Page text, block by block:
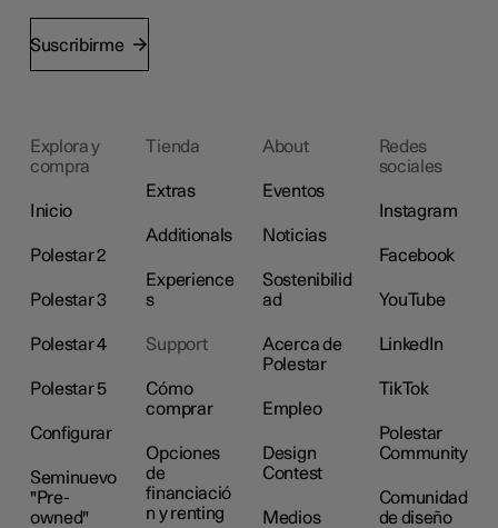
Suscribirme
Explora y
compra
Inicio
Polestar 2
Polestar 3
Polestar 4
Polestar 5
Configurar
Seminuevo
"Pre-
owned"
Tienda
Extras
Additionals
Experience
s
Support
Cómo
comprar
Opciones
de
financiació
n y renting
About
Eventos
Noticias
Sostenibilid
ad
Acerca de
Polestar
Empleo
Design
Contest
Medios
Redes
sociales
Instagram
Facebook
YouTube
LinkedIn
TikTok
Polestar
Community
Comunidad
de diseño